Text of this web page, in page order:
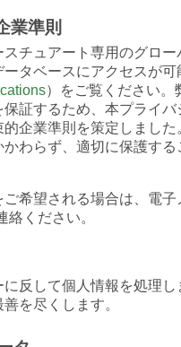
業準則
チュアート専用のグロ
タベースにアクセスが
）をご覧ください。
証するため、本プライ
企業準則を策定しまし
わらず、適切に保護す
希望される場合は、電
絡ください。
反して個人情報を処理
を尽くします。